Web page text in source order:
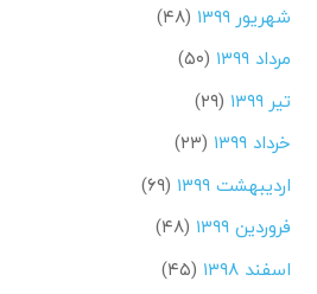
شهریور ۱۳۹۹
(۴۸)
مرداد ۱۳۹۹
(۵۰)
تیر ۱۳۹۹
(۲۹)
خرداد ۱۳۹۹
(۲۳)
اردیبهشت ۱۳۹۹
(۶۹)
فروردین ۱۳۹۹
(۴۸)
اسفند ۱۳۹۸
(۴۵)